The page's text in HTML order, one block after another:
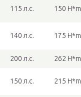
115 л.с. 150 H*m
140 л.с. 175 H*m
200 л.с. 262 H*m
150 л.с. 215 H*m